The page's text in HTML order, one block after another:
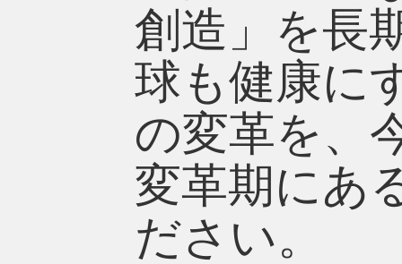
創造」を長
球も健康に
の変革を、
変革期にあ
ださい。